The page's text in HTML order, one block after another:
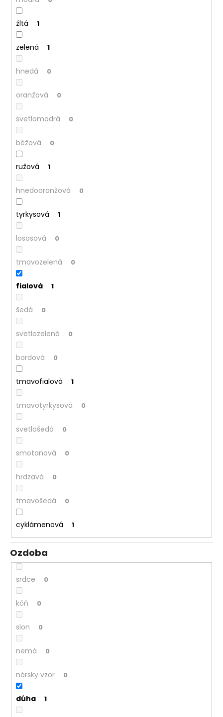
žltá 1
zelená 1
hnedá 0
oranžová 0
svetlomodrá 0
béžová 0
ružová 1
hnedooranžová 0
tyrkysová 1
lososová 0
tmavozelená 0
fialová 1
šedá 0
svetlozelená 0
bordová 0
tmavofialová 1
tmavotyrkysová 0
svetlošedá 0
smotanová 0
hrdzavá 0
tmavošedá 0
cyklámenová 1
Ozdoba
srdce 0
kôň 0
slon 0
nemá 0
nórsky vzor 0
dúha 1
p
o
ú
a
m